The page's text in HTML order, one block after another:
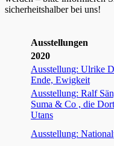
sicherheitshalber bei uns!
Ausstellungen
2020
Ausstellung: Ulrike
Ende, Ewigkeit
Ausstellung: Ralf
Suma & Co , die
Utans
Ausstellung: